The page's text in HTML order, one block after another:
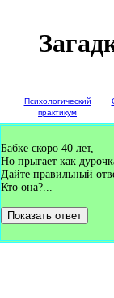
Психологический
практикум
Бабке скоро 40 лет,
Но прыгает как
Дайте правильный
Кто она?...
Показать ответ